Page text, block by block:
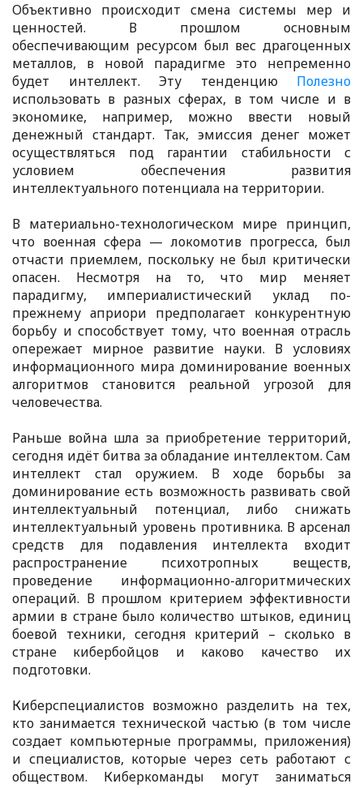
Объективно происходит смена системы мер и
ценностей. В прошлом основным
обеспечивающим ресурсом был вес драгоценных
металлов, в новой парадигме это непременно
будет интеллект. Эту тенденцию Полезно
использовать в разных сферах, в том числе и в
экономике, например, можно ввести новый
денежный стандарт. Так, эмиссия денег может
осуществляться под гарантии стабильности с
условием обеспечения развития
интеллектуального потенциала на территории.
В материально-технологическом мире принцип,
что военная сфера — локомотив прогресса, был
отчасти приемлем, поскольку не был критически
опасен. Несмотря на то, что мир меняет
парадигму, империалистический уклад по-
прежнему априори предполагает конкурентную
борьбу и способствует тому, что военная отрасль
опережает мирное развитие науки. В условиях
информационного мира доминирование военных
алгоритмов становится реальной угрозой для
человечества.
Раньше война шла за приобретение территорий,
сегодня идёт битва за обладание интеллектом. Сам
интеллект стал оружием. В ходе борьбы за
доминирование есть возможность развивать свой
интеллектуальный потенциал, либо снижать
интеллектуальный уровень противника. В арсенал
средств для подавления интеллекта входит
распространение психотропных веществ,
проведение информационно-алгоритмических
операций. В прошлом критерием эффективности
армии в стране было количество штыков, единиц
боевой техники, сегодня критерий – сколько в
стране кибербойцов и каково качество их
подготовки.
Киберспециалистов возможно разделить на тех,
кто занимается технической частью (в том числе
создает компьютерные программы, приложения)
и специалистов, которые через сеть работают с
обществом. Киберкоманды могут заниматься